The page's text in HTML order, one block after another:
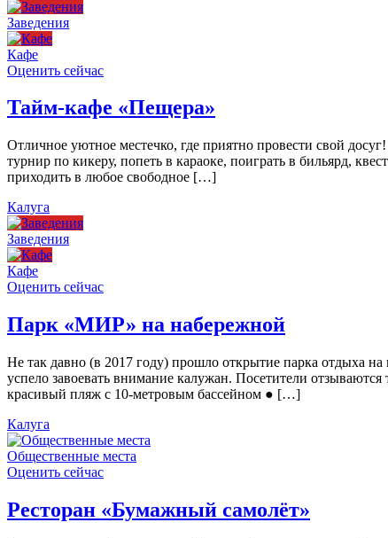
Заведения
Кафе
Оценить сейчас
Тайм-кафе «Пещера»
Отличное уютное местечко, где приятно провести свой
турнир по кикеру, попеть в караоке, поиграть в бильярд,
приходить в любое свободное […]
Калуга
Заведения
Кафе
Оценить сейчас
Парк «МИР» на набережной
Не так давно (в 2017 году) прошло открытие парка отдыха
успело завоевать внимание калужан. Посетители
красивый пляж с 10-метровым бассейном ● […]
Калуга
Общественные места
Оценить сейчас
Ресторан «Бумажный самолёт»